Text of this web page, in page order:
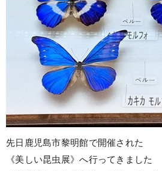
先日鹿児島市黎明館で開催された
《美しい昆虫展》へ行ってきました